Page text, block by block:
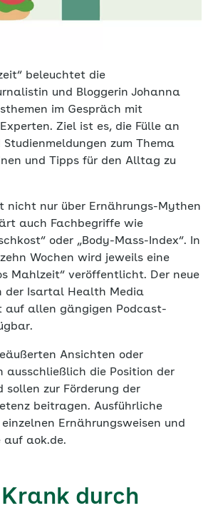
beleuchtet die
und Bloggerin Johanna
im Gespräch mit
Ziel ist es, die Fülle an
zum Thema
und Tipps für den Alltag zu
nicht nur über Ernährungs-Mythen
auch Fachbegriffe wie
oder „Body-Mass-Index“. In
Wochen wird jeweils eine
Mahlzeit“ veröffentlicht. Der neue
der Isartal Health Media
auf allen gängigen Podcast-
Ansichten oder
ausschließlich die Position der
sollen zur Förderung der
beitragen. Ausführliche
Ernährungsweisen und
auf aok.de.
durch